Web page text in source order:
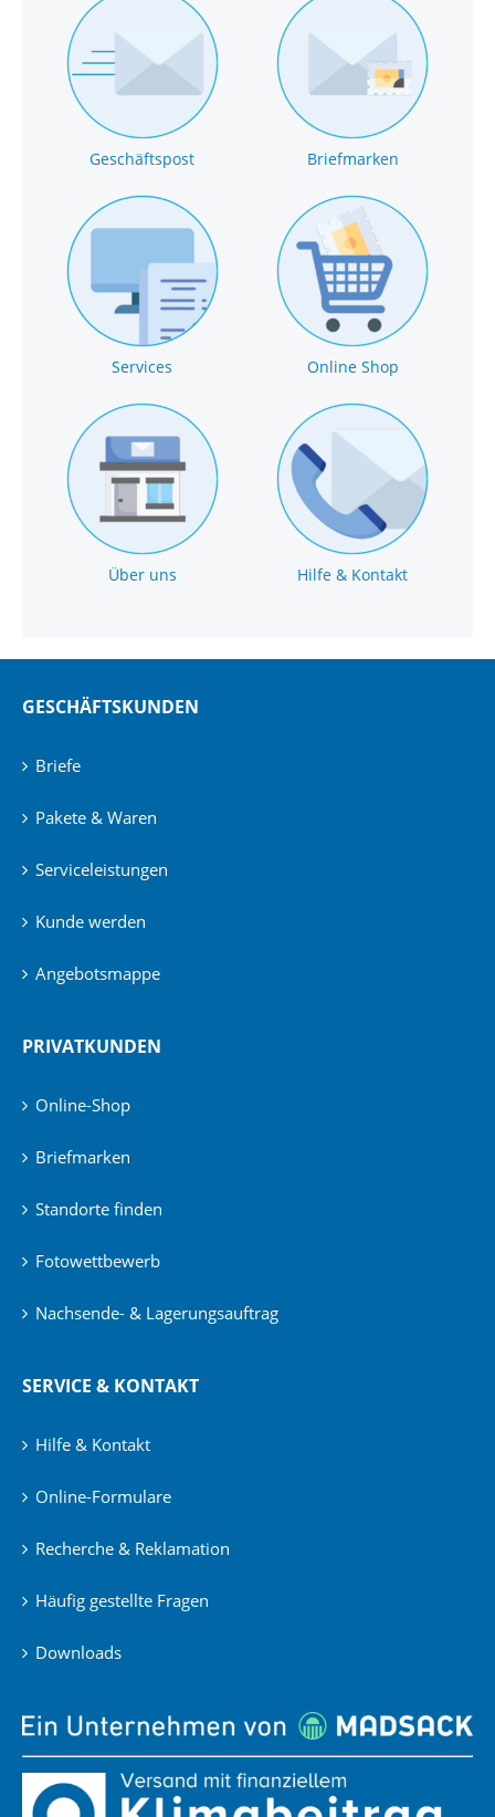
Geschäftspost Briefmarken
Services Online Shop
Über uns Hilfe & Kontakt
GESCHÄFTSKUNDEN
Briefe
Pakete & Waren
Serviceleistungen
Kunde werden
Angebotsmappe
PRIVATKUNDEN
Online-Shop
Briefmarken
Standorte finden
Fotowettbewerb
Nachsende- & Lagerungsauftrag
SERVICE & KONTAKT
Hilfe & Kontakt
Online-Formulare
Recherche & Reklamation
Häufig gestellte Fragen
Downloads